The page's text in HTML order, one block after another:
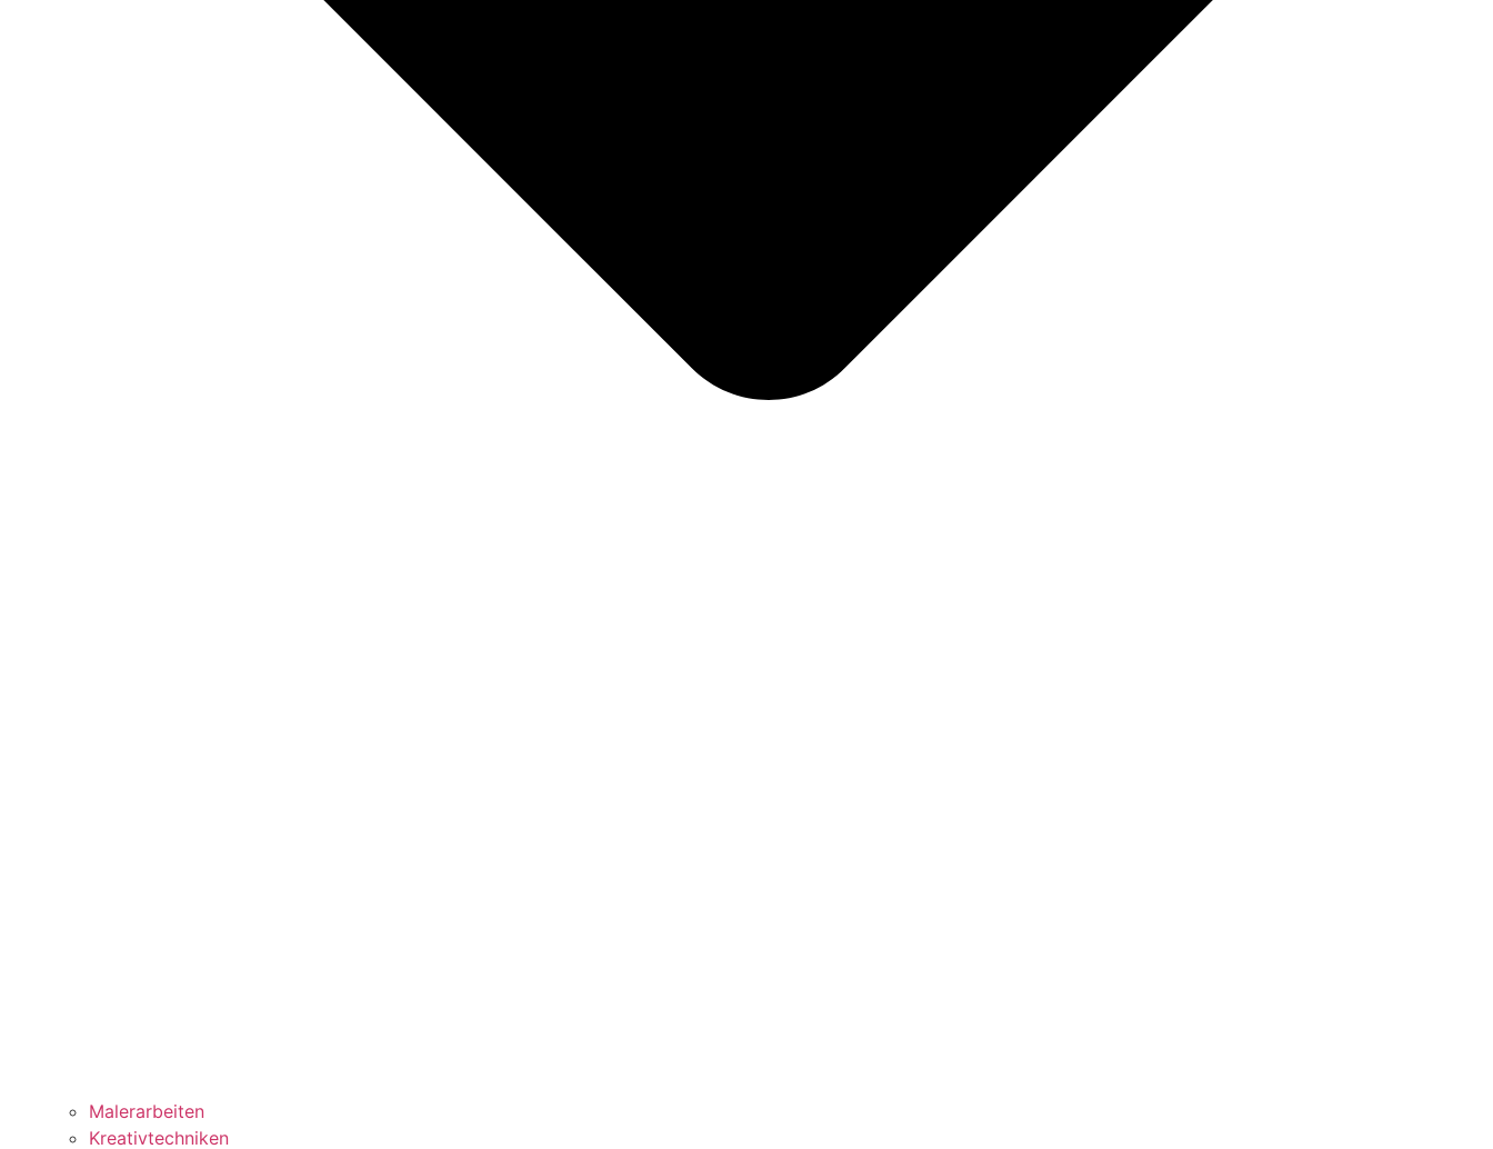
Malerarbeiten
Kreativtechniken